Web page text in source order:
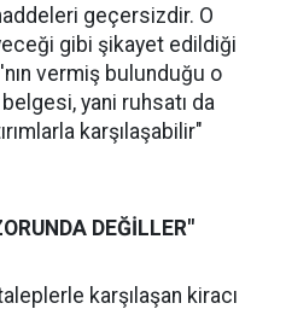
geçersizdir. O
gibi şikayet edildiği
vermiş bulunduğu o
yani ruhsatı da
karşılaşabilir"
DEĞİLLER"
karşılaşan kiracı